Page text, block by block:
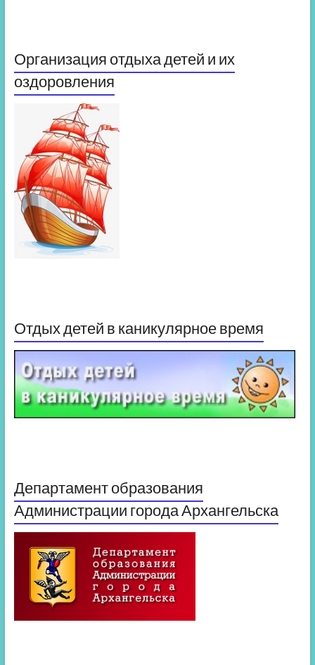
Организация отдыха детей и их
оздоровления
Отдых детей в каникулярное время
Департамент образования
Администрации города Архангельска